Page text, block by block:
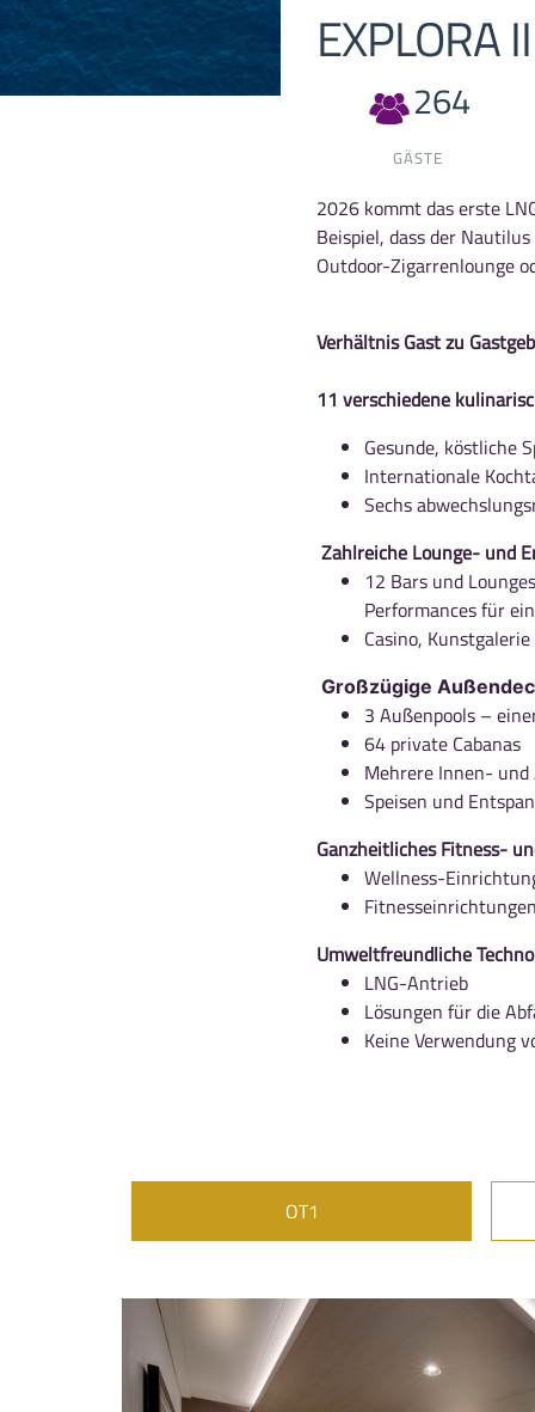
EXPLORA
264
GÄSTE
2026 kommt das erste
Beispiel, dass der
Outdoor-Zigarrenlounge
Verhältnis Gast zu
11 verschiedene
Gesunde, köstliche
Internationale
Sechs
Zahlreiche Lounge- und
12 Bars und
Performances für
Casino,
Großzügige
3 Außenpools –
64 private Cabanas
Mehrere Innen-
Speisen und
Ganzheitliches Fitness-
Wellness-
Umweltfreundliche
LNG-Antrieb
Lösungen für die
Keine Verwendung
OT1